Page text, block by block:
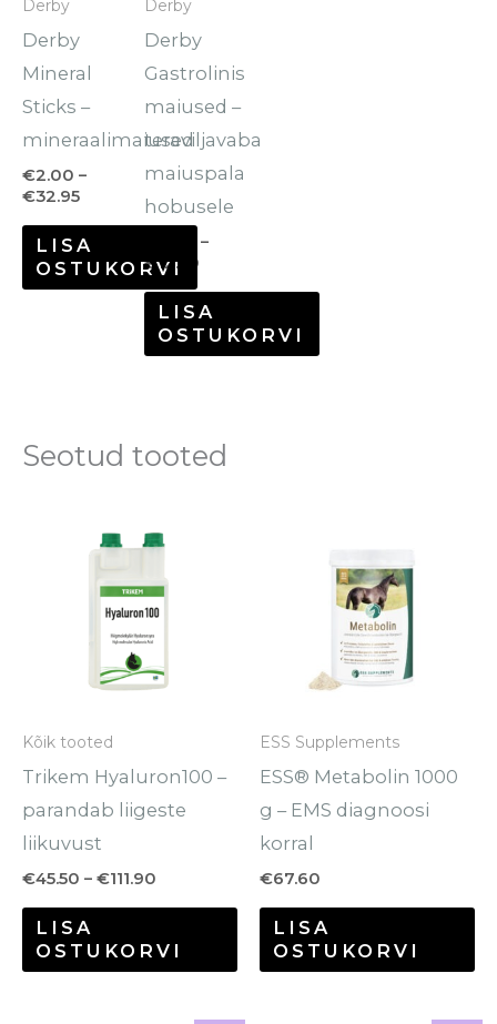
Derby
Derby
Mineral
Sticks –
mineraalimaiused
€2.00 –
€32.95
LISA
OSTUKORVI
varianti.
Valikuid
saab
teha
Derby
Derby
Gastrolinis
maiused –
teraviljavaba
maiuspala
hobusele
–
€12.50
LISA
OSTUKORVI
varianti.
Valikuid
saab
teha
tootelehel.
Seotud tooted
Kõik tooted
Trikem Hyaluron100 –
parandab liigeste
liikuvust
€45.50 – €111.90
€45.50
kuni
€111.90
LISA
OSTUKORVI
Valikuid
teha
tootelehel.
ESS Supplements
ESS® Metabolin 1000
g – EMS diagnoosi
korral
€67.60
LISA
OSTUKORVI